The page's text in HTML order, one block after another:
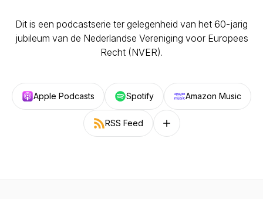
Dit is een podcastserie ter gelegenheid van het 60-jarig
jubileum van de Nederlandse Vereniging voor Europees
Recht (NVER).
Apple Podcasts Spotify Amazon Music
RSS Feed Follow on other platforms